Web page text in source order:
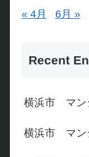
« 4月 6月 »
Recent
横浜市 マン
横浜市 マン